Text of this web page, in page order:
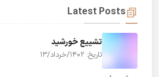
Latest Posts
تشییع خورشید
تاریخ: 1402/خرداد/13